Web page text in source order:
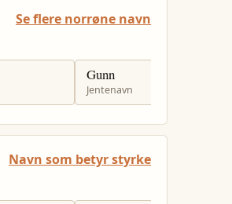
Se flere norrøne navn
Gunn
Jentenavn
Navn som betyr styrke